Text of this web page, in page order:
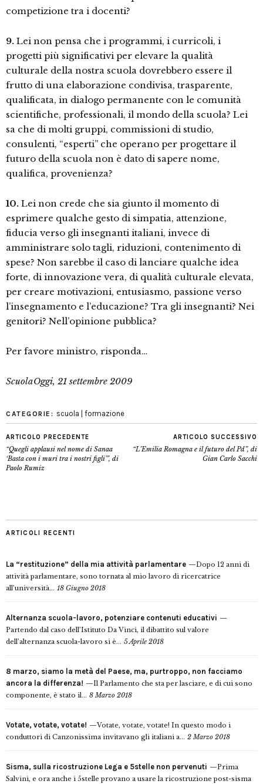
competizione tra i docenti?
9. Lei non pensa che i programmi, i curricoli, i
progetti più significativi per elevare la qualità
culturale della nostra scuola dovrebbero essere il
frutto di una elaborazione condivisa, trasparente,
qualificata, in dialogo permanente con le comunità
scientifiche, professionali, il mondo della scuola? Lei
sa che di molti gruppi, commissioni di studio,
consulenti, “esperti” che operano per progettare il
futuro della scuola non è dato di sapere nome,
qualifica, provenienza?
10. Lei non crede che sia giunto il momento di
esprimere qualche gesto di simpatia, attenzione,
fiducia verso gli insegnanti italiani, invece di
amministrare solo tagli, riduzioni, contenimento di
spese? Non sarebbe il caso di lanciare qualche idea
forte, di innovazione vera, di qualità culturale elevata,
per creare motivazioni, entusiasmo, passione verso
l’insegnamento e l’educazione? Tra gli insegnanti? Nei
genitori? Nell’opinione pubblica?
Per favore ministro, risponda…
ScuolaOggi, 21 settembre 2009
CATEGORIE: scuola | formazione
ARTICOLO PRECEDENTE
“Quegli applausi nel nome di Sanaa
‘Basta con i muri tra i nostri figli'”, di
Paolo Rumiz
ARTICOLO SUCCESSIVO
“L’Emilia Romagna e il futuro del Pd”, di
Gian Carlo Sacchi
ARTICOLI RECENTI
La “restituzione” della mia attività parlamentare
Dopo 12 anni di
attività parlamentare, sono tornata al mio lavoro di ricercatrice
all’università... 18 Giugno 2018
Alternanza scuola-lavoro, potenziare contenuti educativi
Partendo dal caso dell’Istituto Da Vinci, il dibattito sul valore
dell’alternanza scuola-lavoro si è... 5 Aprile 2018
8 marzo, siamo la metà del Paese, ma, purtroppo, non facciamo
ancora la differenza!
Il Parlamento che sta per lasciare, e di cui sono
componente, è stato il... 8 Marzo 2018
Votate, votate, votate!
Votate, votate, votate! In questo modo i
conduttori di Canzonissima invitavano gli italiani a... 2 Marzo 2018
Sisma, sulla ricostruzione Lega e 5stelle non pervenuti
Prima
Salvini, e ora anche i 5stelle provano a usare la ricostruzione post-sisma